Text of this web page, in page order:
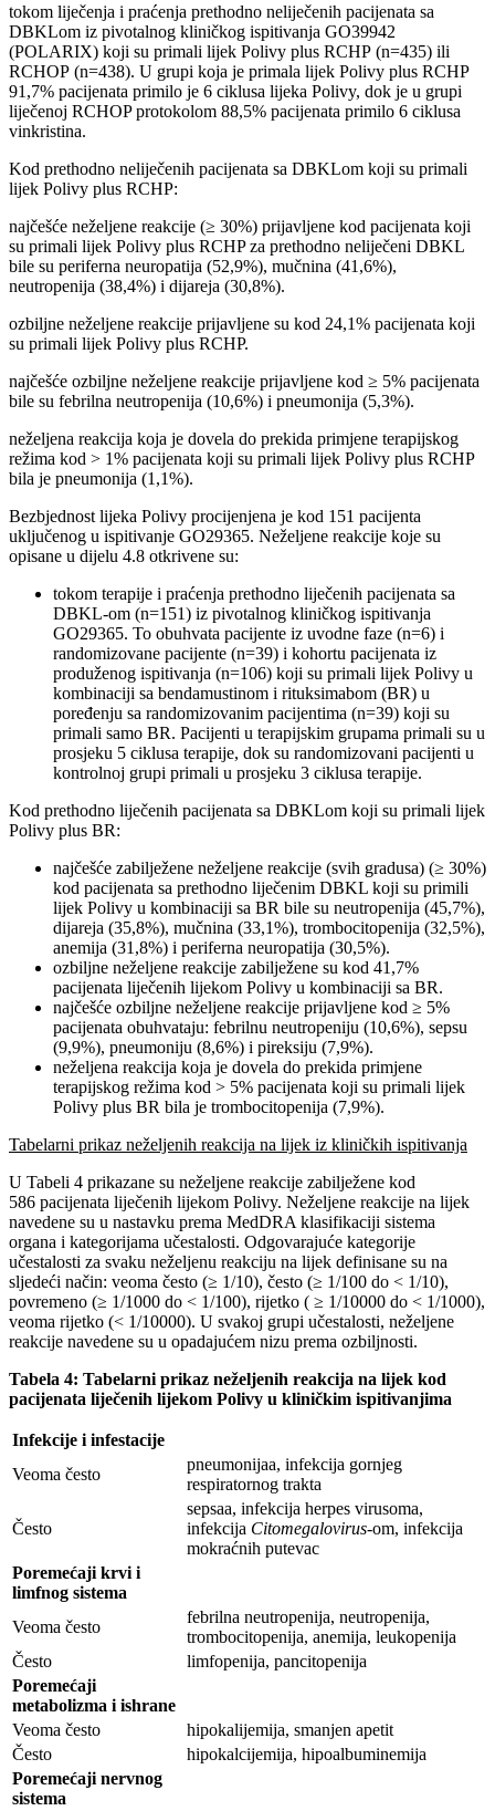
tokom liječenja i praćenja prethodno neliječenih pacijenata sa
DBKLom iz pivotalnog kliničkog ispitivanja GO39942
(POLARIX) koji su primali lijek Polivy plus RCHP (n=435) ili
RCHOP (n=438). U grupi koja je primala lijek Polivy plus RCHP
91,7% pacijenata primilo je 6 ciklusa lijeka Polivy, dok je u grupi
liječenoj RCHOP protokolom 88,5% pacijenata primilo 6 ciklusa
vinkristina.
Kod prethodno neliječenih pacijenata sa DBKLom koji su primali
lijek Polivy plus RCHP:
najčešće neželjene reakcije (≥ 30%) prijavljene kod pacijenata koji
su primali lijek Polivy plus RCHP za prethodno neliječeni DBKL
bile su periferna neuropatija (52,9%), mučnina (41,6%),
neutropenija (38,4%) i dijareja (30,8%).
ozbiljne neželjene reakcije prijavljene su kod 24,1% pacijenata koji
su primali lijek Polivy plus RCHP.
najčešće ozbiljne neželjene reakcije prijavljene kod ≥ 5% pacijenata
bile su febrilna neutropenija (10,6%) i pneumonija (5,3%).
neželjena reakcija koja je dovela do prekida primjene terapijskog
režima kod > 1% pacijenata koji su primali lijek Polivy plus RCHP
bila je pneumonija (1,1%).
Bezbjednost lijeka Polivy procijenjena je kod 151 pacijenta
uključenog u ispitivanje GO29365. Neželjene reakcije koje su
opisane u dijelu 4.8 otkrivene su:
tokom terapije i praćenja prethodno liječenih pacijenata sa
DBKL-om (n=151) iz pivotalnog kliničkog ispitivanja
GO29365. To obuhvata pacijente iz uvodne faze (n=6) i
randomizovane pacijente (n=39) i kohortu pacijenata iz
produženog ispitivanja (n=106) koji su primali lijek Polivy u
kombinaciji sa bendamustinom i rituksimabom (BR) u
poređenju sa randomizovanim pacijentima (n=39) koji su
primali samo BR. Pacijenti u terapijskim grupama primali su u
prosjeku 5 ciklusa terapije, dok su randomizovani pacijenti u
kontrolnoj grupi primali u prosjeku 3 ciklusa terapije.
Kod prethodno liječenih pacijenata sa DBKLom koji su primali lijek
Polivy plus BR:
najčešće zabilježene neželjene reakcije (svih gradusa) (≥ 30%)
kod pacijenata sa prethodno liječenim DBKL koji su primili
lijek Polivy u kombinaciji sa BR bile su neutropenija (45,7%),
dijareja (35,8%), mučnina (33,1%), trombocitopenija (32,5%),
anemija (31,8%) i periferna neuropatija (30,5%).
ozbiljne neželjene reakcije zabilježene su kod 41,7%
pacijenata liječenih lijekom Polivy u kombinaciji sa BR.
najčešće ozbiljne neželjene reakcije prijavljene kod ≥ 5%
pacijenata obuhvataju: febrilnu neutropeniju (10,6%), sepsu
(9,9%), pneumoniju (8,6%) i pireksiju (7,9%).
neželjena reakcija koja je dovela do prekida primjene
terapijskog režima kod > 5% pacijenata koji su primali lijek
Polivy plus BR bila je trombocitopenija (7,9%).
Tabelarni prikaz neželjenih reakcija na lijek iz kliničkih ispitivanja
U Tabeli 4 prikazane su neželjene reakcije zabilježene kod
586 pacijenata liječenih lijekom Polivy. Neželjene reakcije na lijek
navedene su u nastavku prema MedDRA klasifikaciji sistema
organa i kategorijama učestalosti. Odgovarajuće kategorije
učestalosti za svaku neželjenu reakciju na lijek definisane su na
sljedeći način: veoma često (≥ 1/10), često (≥ 1/100 do < 1/10),
povremeno (≥ 1/1000 do < 1/100), rijetko ( ≥ 1/10000 do < 1/1000),
veoma rijetko (< 1/10000). U svakoj grupi učestalosti, neželjene
reakcije navedene su u opadajućem nizu prema ozbiljnosti.
Tabela 4: Tabelarni prikaz neželjenih reakcija na lijek kod
pacijenata liječenih lijekom Polivy u kliničkim ispitivanjima
Infekcije i infestacije
Veoma često
pneumonijaa, infekcija gornjeg
respiratornog trakta
Često
sepsaa, infekcija herpes virusoma,
infekcija Citomegalovirus-om, infekcija
mokraćnih putevac
Poremećaji krvi i
limfnog sistema
Veoma često
febrilna neutropenija, neutropenija,
trombocitopenija, anemija, leukopenija
Često
limfopenija, pancitopenija
Poremećaji
metabolizma i ishrane
Veoma često
hipokalijemija, smanjen apetit
Često
hipokalcijemija, hipoalbuminemija
Poremećaji nervnog
sistema